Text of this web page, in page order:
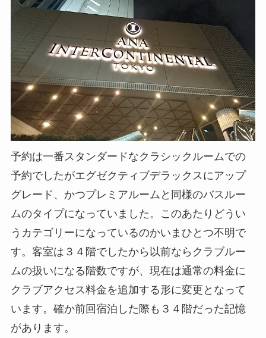
予約は一番スタンダードなクラシックルームでの
予約でしたがエグゼクティブデラックスにアップ
グレード、かつプレミアルームと同様のバスルー
ムのタイプになっていました。このあたりどうい
うカテゴリーになっているのかいまひとつ不明で
す。客室は３４階でしたから以前ならクラブルー
ムの扱いになる階数ですが、現在は通常の料金に
クラブアクセス料金を追加する形に変更となって
います。確か前回宿泊した際も３４階だった記憶
があります。